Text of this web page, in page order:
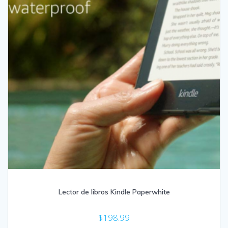
Lector de libros Kindle Paperwhite
$198.99